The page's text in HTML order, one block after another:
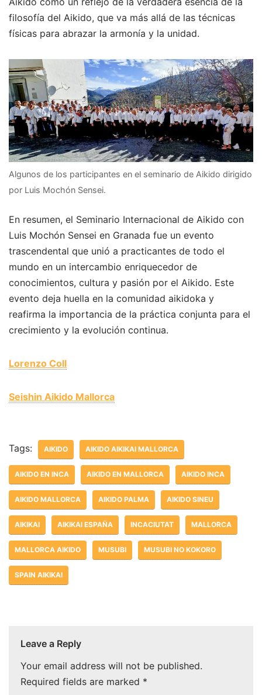
filosofía del Aikido, que va más allá de las técnicas
físicas para abrazar la armonía y la unidad.
Algunos de los participantes en el seminario de Aikido dirigido
por Luis Mochón Sensei.
En resumen, el Seminario Internacional de Aikido con
Luis Mochón Sensei en Granada fue un evento
trascendental que unió a practicantes de todo el
mundo en un intercambio enriquecedor de
conocimientos, cultura y pasión por el Aikido. Este
evento deja huella en la comunidad aikidoka y
reafirma la importancia de la práctica conjunta para el
crecimiento y la evolución continua.
Lorenzo Coll
Seishin Aikido Mallorca
Tags: AIKIDO AIKIDO AIKIKAI MALLORCA
AIKIDO EN INCA AIKIDO EN MALLORCA AIKIDO INCA
AIKIDO MALLORCA AIKIDO PALMA AIKIDO SINEU
AIKIKAI AIKIKAI ESPAÑA INCACIUTAT MALLORCA
MALLORCA AIKIDO MUSUBI MUSUBI NO KOKORO
SPAIN AIKIKAI
Leave a Reply
Your email address will not be published.
Required fields are marked *